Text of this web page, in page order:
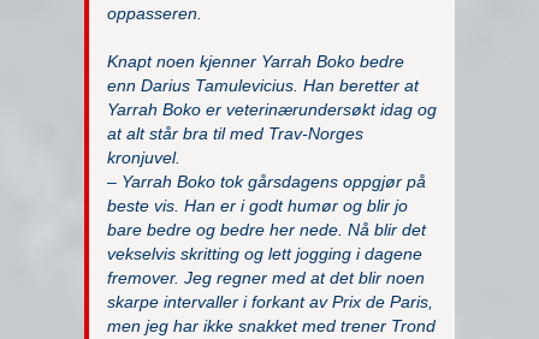
oppasseren.
Knapt noen kjenner Yarrah Boko bedre
enn Darius Tamulevicius. Han beretter at
Yarrah Boko er veterinærundersøkt idag og
at alt står bra til med Trav-Norges
kronjuvel.
– Yarrah Boko tok gårsdagens oppgjør på
beste vis. Han er i godt humør og blir jo
bare bedre og bedre her nede. Nå blir det
vekselvis skritting og lett jogging i dagene
fremover. Jeg regner med at det blir noen
skarpe intervaller i forkant av Prix de Paris,
men jeg har ikke snakket med trener Trond